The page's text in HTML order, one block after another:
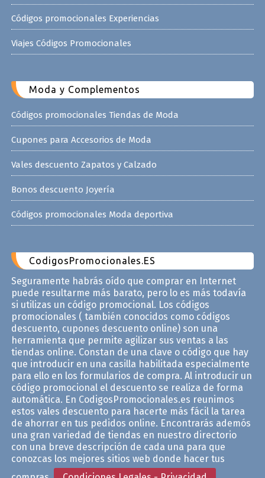
Códigos promocionales Experiencias
Viajes Códigos Promocionales
Moda y Complementos
Códigos promocionales Tiendas de Moda
Cupones para Accesorios de Moda
Vales descuento Zapatos y Calzado
Bonos descuento Joyería
Códigos promocionales Moda deportiva
CodigosPromocionales.ES
Seguramente habrás oído que comprar en Internet
puede resultarme más barato, pero lo es más todavía
si utilizas un código promocional. Los códigos
promocionales ( también conocidos como códigos
descuento, cupones descuento online) son una
herramienta que permite agilizar sus ventas a las
tiendas online. Constan de una clave o código que hay
que introducir en una casilla habilitada especialmente
para ello en los formularios de compra. Al introducir un
código promocional el descuento se realiza de forma
automática. En CodigosPromocionales.es reunimos
estos vales descuento para hacerte más fácil la tarea
de ahorrar en tus pedidos online. Encontrarás ademós
una gran variedad de tiendas en nuestro directorio
con una breve descripción de cada una para que
conozcas los mejores sitios web donde hacer tus